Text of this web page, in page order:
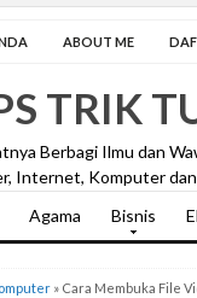
ABOUT ME
TRIK
Berbagi Ilmu dan
Internet, Komputer
Agama Bisnis
» Cara Membuka File